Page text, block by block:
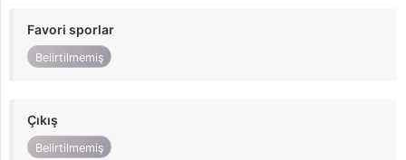
Favori sporlar
Belirtilmemiş
Çıkış
Belirtilmemiş